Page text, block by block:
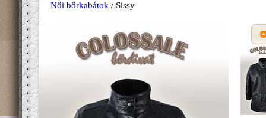
Női bőrkabátok / Sissy